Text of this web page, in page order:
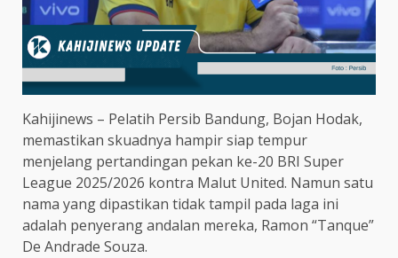
Kahijinews – Pelatih Persib Bandung, Bojan Hodak,
memastikan skuadnya hampir siap tempur
menjelang pertandingan pekan ke-20 BRI Super
League 2025/2026 kontra Malut United. Namun satu
nama yang dipastikan tidak tampil pada laga ini
adalah penyerang andalan mereka, Ramon “Tanque”
De Andrade Souza.